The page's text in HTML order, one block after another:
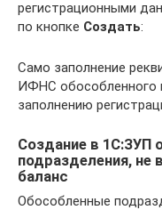
регистрационными
по кнопке Создать:
Само заполнение
ИФНС обособленного
заполнению
Создание в 1С:ЗУП
подразделения, не
баланс
Обособленные